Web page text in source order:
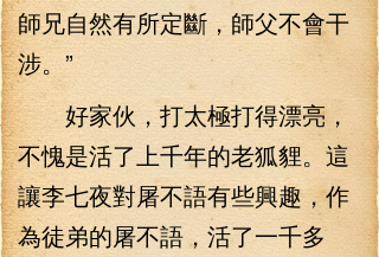
師兄自然有所定斷，師父不會干
涉。”
好家伙，打太極打得漂亮，
不愧是活了上千年的老狐貍。這
讓李七夜對屠不語有些興趣，作
為徒弟的屠不語，活了一千多